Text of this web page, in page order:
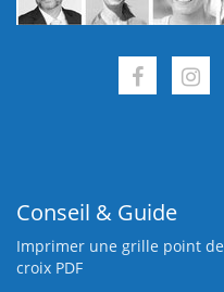
Conseil & Guide
Imprimer une grille point de
croix PDF